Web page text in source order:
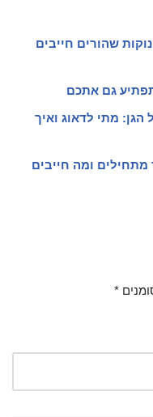
שהורים חייבים
גם אתכם
מתי לדאוג ואיך
מתחילים ומה חייבים
*